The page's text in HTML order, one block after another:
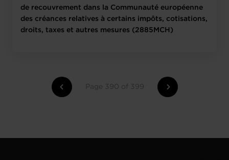
de recouvrement dans la Communauté européenne
des créances relatives à certains impôts, cotisations,
droits, taxes et autres mesures (2885MCH)
Page 390 of 399